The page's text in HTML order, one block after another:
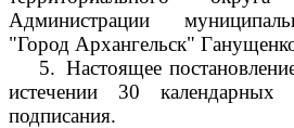
Администрации
"Город Архангельск"
5. Настоящее
истечении 30
подписания.